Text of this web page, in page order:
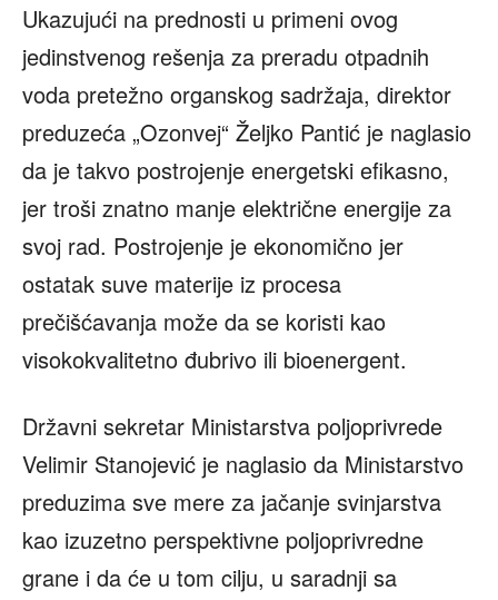
Ukazujući na prednosti u primeni ovog
jedinstvenog rešenja za preradu otpadnih
voda pretežno organskog sadržaja, direktor
preduzeća „Ozonvej“ Željko Pantić je naglasio
da je takvo postrojenje energetski efikasno,
jer troši znatno manje električne energije za
svoj rad. Postrojenje je ekonomično jer
ostatak suve materije iz procesa
prečišćavanja može da se koristi kao
visokokvalitetno đubrivo ili bioenergent.
Državni sekretar Ministarstva poljoprivrede
Velimir Stanojević je naglasio da Ministarstvo
preduzima sve mere za jačanje svinjarstva
kao izuzetno perspektivne poljoprivredne
grane i da će u tom cilju, u saradnji sa